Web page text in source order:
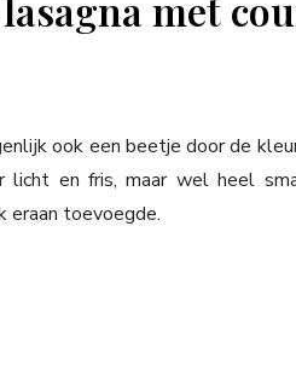
met
ook een beetje door de
licht en fris, maar wel heel
eraan toevoegde.